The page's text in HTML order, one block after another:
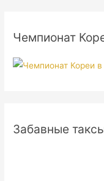
Чемпионат
Забавные